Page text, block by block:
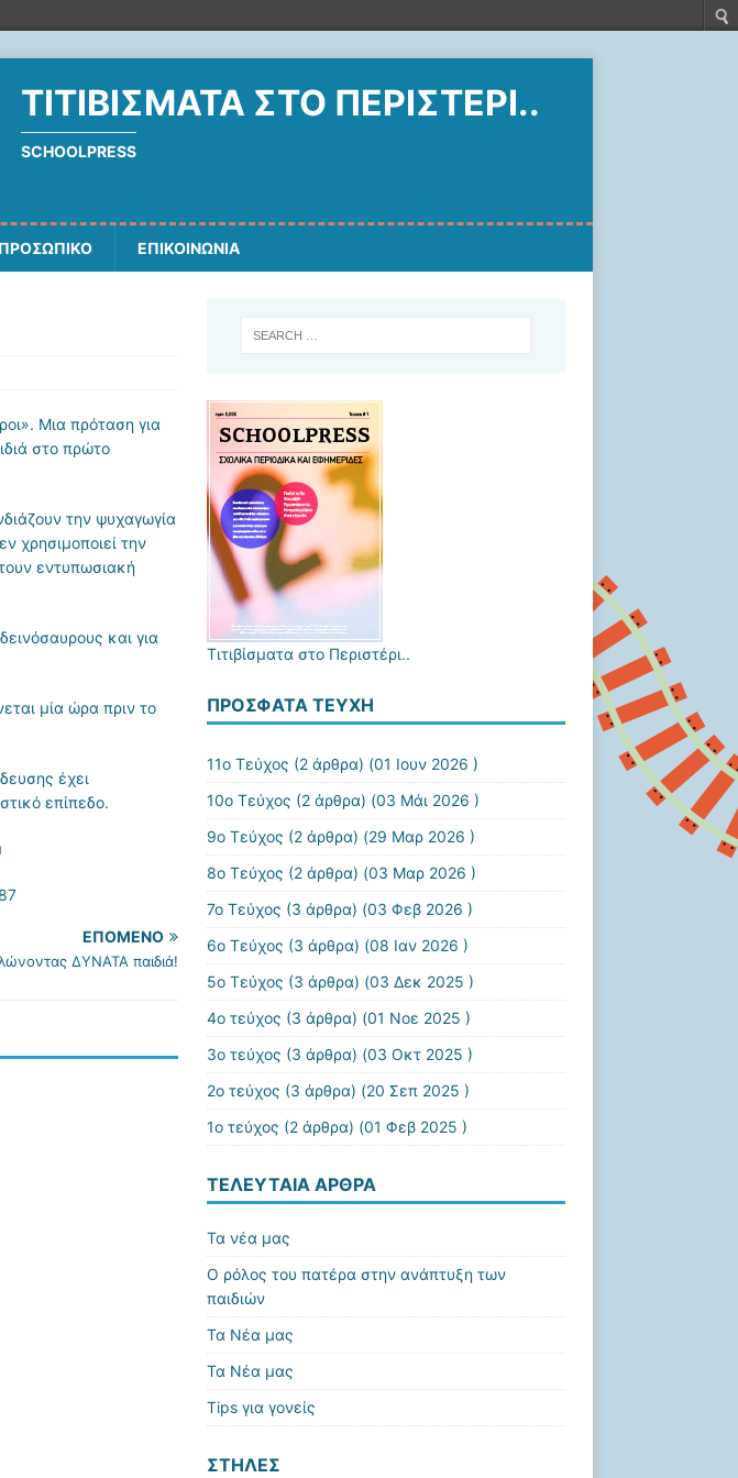
ΤΙΤΙΒΊΣΜΑΤΑ ΣΤΟ ΠΕΡΙΣΤΈΡΙ..
SCHOOLPRESS
ΕΠΙΚΟΙΝΩΝΙΑ
Μια πρόταση για
στο πρώτο
την ψυχαγωγία
χρησιμοποιεί την
εντυπωσιακή
και για
μία ώρα πριν το
έχει
επίπεδο.
ΕΠΌΜΕΝΟ
ΔΥΝΑΤΑ παιδιά!
Τιτιβίσματα στο Περιστέρι..
ΠΡΌΣΦΑΤΑ ΤΕΎΧΗ
11ο Τεύχος (2 άρθρα) (01 Ιουν 2026 )
10ο Τεύχος (2 άρθρα) (03 Μάι 2026 )
9ο Τεύχος (2 άρθρα) (29 Μαρ 2026 )
8o Τεύχος (2 άρθρα) (03 Μαρ 2026 )
7ο Τεύχος (3 άρθρα) (03 Φεβ 2026 )
6ο Τεύχος (3 άρθρα) (08 Ιαν 2026 )
5ο Τεύχος (3 άρθρα) (03 Δεκ 2025 )
4ο τεύχος (3 άρθρα) (01 Νοε 2025 )
3o τεύχος (3 άρθρα) (03 Οκτ 2025 )
2ο τεύχος (3 άρθρα) (20 Σεπ 2025 )
1ο τεύχος (2 άρθρα) (01 Φεβ 2025 )
ΤΕΛΕΥΤΑΊΑ ΆΡΘΡΑ
Τα νέα μας
Ο ρόλος του πατέρα στην ανάπτυξη των
παιδιών
Τα Νέα μας
Τα Νέα μας
Tips για γονείς
ΣΤΉΛΕΣ